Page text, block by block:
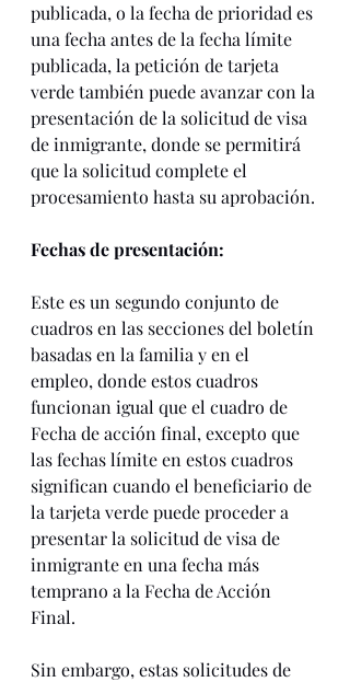
publicada, o la fecha de prioridad es
una fecha antes de la fecha límite
publicada, la petición de tarjeta
verde también puede avanzar con la
presentación de la solicitud de visa
de inmigrante, donde se permitirá
que la solicitud complete el
procesamiento hasta su aprobación.
Fechas de presentación:
Este es un segundo conjunto de
cuadros en las secciones del boletín
basadas en la familia y en el
empleo, donde estos cuadros
funcionan igual que el cuadro de
Fecha de acción final, excepto que
las fechas límite en estos cuadros
significan cuando el beneficiario de
la tarjeta verde puede proceder a
presentar la solicitud de visa de
inmigrante en una fecha más
temprano a la Fecha de Acción
Final.
Sin embargo, estas solicitudes de